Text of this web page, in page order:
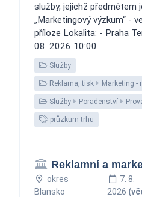
služby, jejichž předmětem
„Marketingový výzkum“ -
příloze Lokalita: - Praha
08. 2026 10:00
Služby
Reklama, tisk Marketing -
Služby Poradenství
průzkum trhu
Reklamní a
okres
Blansko
7. 8.
2026